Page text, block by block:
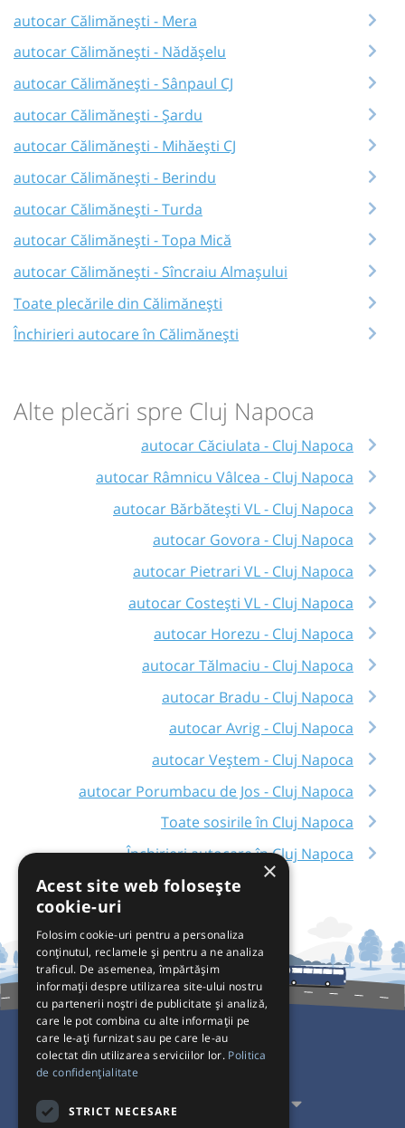
autocar Călimănești - Mera
autocar Călimănești - Nădășelu
autocar Călimănești - Sânpaul CJ
autocar Călimănești - Șardu
autocar Călimănești - Mihăești CJ
autocar Călimănești - Berindu
autocar Călimănești - Turda
autocar Călimănești - Topa Mică
autocar Călimănești - Sîncraiu Almașului
Toate plecările din Călimănești
Închirieri autocare în Călimănești
Alte plecări spre Cluj Napoca
autocar Căciulata - Cluj Napoca
autocar Râmnicu Vâlcea - Cluj Napoca
autocar Bărbătești VL - Cluj Napoca
autocar Govora - Cluj Napoca
autocar Pietrari VL - Cluj Napoca
autocar Costești VL - Cluj Napoca
autocar Horezu - Cluj Napoca
autocar Tălmaciu - Cluj Napoca
autocar Bradu - Cluj Napoca
autocar Avrig - Cluj Napoca
autocar Veștem - Cluj Napoca
autocar Porumbacu de Jos - Cluj Napoca
Toate sosirile în Cluj Napoca
Închirieri autocare în Cluj Napoca
Pentru Călători
Pentru Transportatori
×
Acest site web folosește
cookie-uri
Folosim cookie-uri pentru a personaliza
conținutul, reclamele și pentru a ne analiza
traficul. De asemenea, împărtășim
informații despre utilizarea site-ului nostru
cu partenerii noștri de publicitate și analiză,
care le pot combina cu alte informații pe
care le-ați furnizat sau pe care le-au
colectat din utilizarea serviciilor lor. Politica
de confidențialitate
STRICT NECESARE